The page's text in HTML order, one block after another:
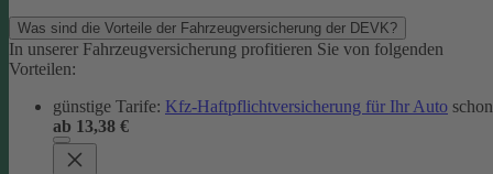
Was sind die Vorteile der Fahrzeugversicherung der DEVK?
In unserer Fahrzeugversicherung profitieren Sie von folgenden
Vorteilen:
günstige Tarife: Kfz-Haftpflichtversicherung für Ihr Auto schon
ab 13,38 €